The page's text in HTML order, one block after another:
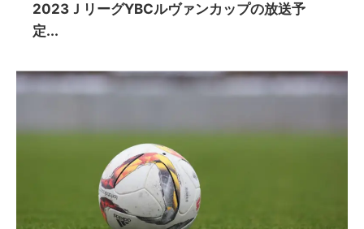
2023ＪリーグYBCルヴァンカップの放送予
定...